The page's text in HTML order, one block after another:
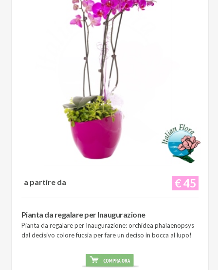
€ 45
a partire da
Pianta da regalare per Inaugurazione
Pianta da regalare per Inaugurazione: orchidea phalaenopsys
dal decisivo colore fucsia per fare un deciso in bocca al lupo!